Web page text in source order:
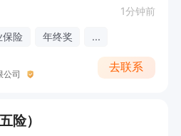
1分钟前
保险 年终奖 ...
公司
去联系
险）